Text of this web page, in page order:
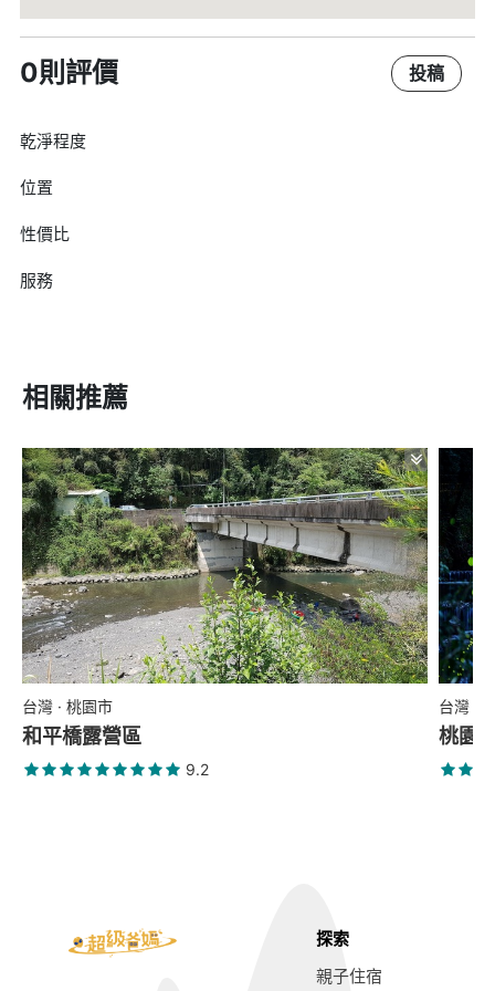
0則評價 投稿
乾淨程度
位置
性價比
服務
相關推薦
台灣 · 桃園市
和平橋露營區
9.2
台灣 ·
桃園
探索
親子住宿